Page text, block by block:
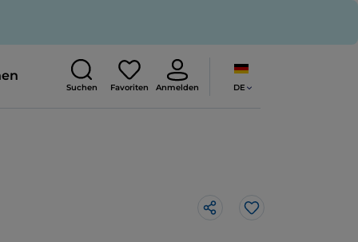
Suchen Favoriten Anmelden DE
Like